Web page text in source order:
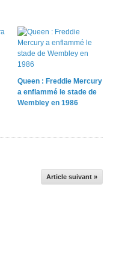
Queen : Freddie Mercury
a enflammé le stade de
Wembley en 1986
Article suivant »